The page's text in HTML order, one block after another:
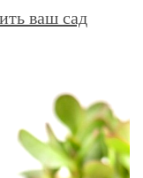
ваш сад